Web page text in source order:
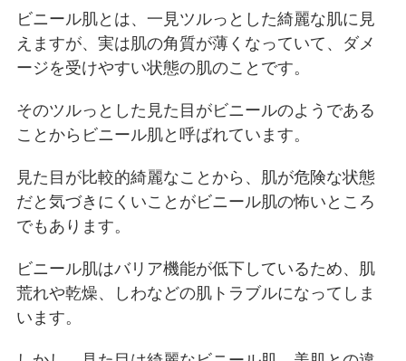
ビニール肌とは、一見ツルっとした綺麗な肌に見
えますが、実は肌の角質が薄くなっていて、ダメ
ージを受けやすい状態の肌のことです。
そのツルっとした見た目がビニールのようである
ことからビニール肌と呼ばれています。
見た目が比較的綺麗なことから、肌が危険な状態
だと気づきにくいことがビニール肌の怖いところ
でもあります。
ビニール肌はバリア機能が低下しているため、肌
荒れや乾燥、しわなどの肌トラブルになってしま
います。